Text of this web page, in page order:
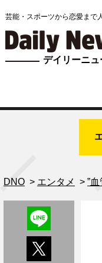
芸能・スポーツから恋愛まで
デイリーニ
DNO > エンタメ > ”